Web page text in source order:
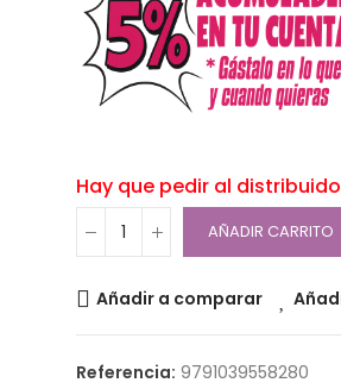
Hay que pedir al
AÑADIR CARRITO
Añadir a comparar
Referencia: 9791039558280